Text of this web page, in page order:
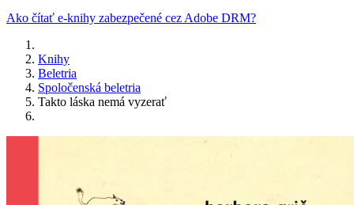
Ako čítať e-knihy zabezpečené cez Adobe DRM?
Knihy
Beletria
Spoločenská beletria
Takto láska nemá vyzerať